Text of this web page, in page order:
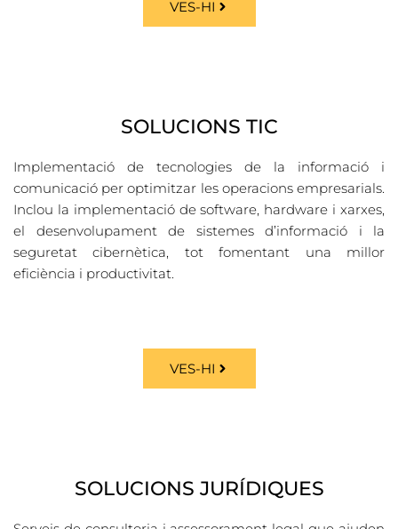
VES-HI
SOLUCIONS TIC
Implementació de tecnologies de la informació i
comunicació per optimitzar les operacions empresarials.
Inclou la implementació de software, hardware i xarxes,
el desenvolupament de sistemes d’informació i la
seguretat cibernètica, tot fomentant una millor
eficiència i productivitat.
VES-HI
SOLUCIONS JURÍDIQUES